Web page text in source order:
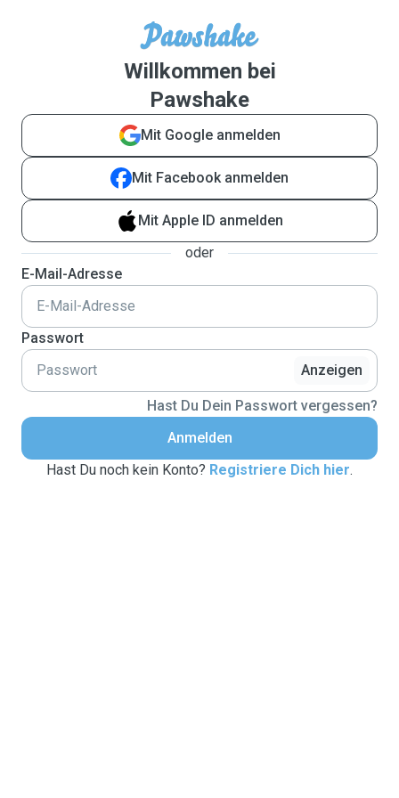
Willkommen bei
Pawshake
Mit Google anmelden
Mit Facebook anmelden
Mit Apple ID anmelden
oder
E-Mail-Adresse
Passwort
Anzeigen
Hast Du Dein Passwort vergessen?
Anmelden
Hast Du noch kein Konto? Registriere Dich hier.